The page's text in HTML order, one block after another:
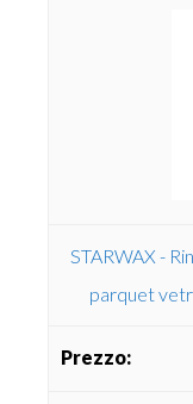
STARWAX -
parquet